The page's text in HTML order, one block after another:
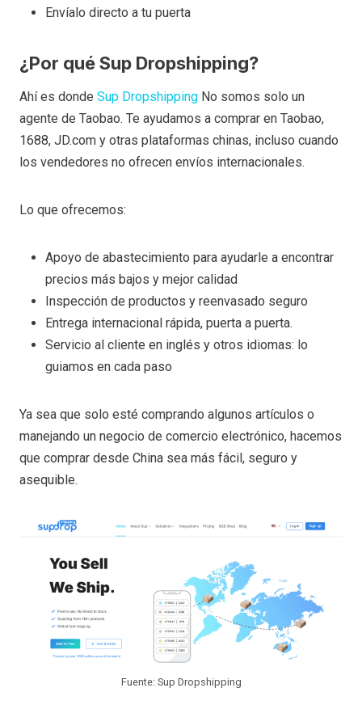
Envíalo directo a tu puerta
¿Por qué Sup Dropshipping?
Ahí es donde Sup Dropshipping No somos solo un
agente de Taobao. Te ayudamos a comprar en Taobao,
1688, JD.com y otras plataformas chinas, incluso cuando
los vendedores no ofrecen envíos internacionales.
Lo que ofrecemos:
Apoyo de abastecimiento para ayudarle a encontrar
precios más bajos y mejor calidad
Inspección de productos y reenvasado seguro
Entrega internacional rápida, puerta a puerta.
Servicio al cliente en inglés y otros idiomas: lo
guiamos en cada paso
Ya sea que solo esté comprando algunos artículos o
manejando un negocio de comercio electrónico, hacemos
que comprar desde China sea más fácil, seguro y
asequible.
Fuente: Sup Dropshipping